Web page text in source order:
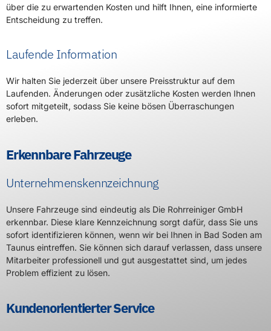
über die zu erwartenden Kosten und hilft Ihnen, eine informierte
Entscheidung zu treffen.
Laufende Information
Wir halten Sie jederzeit über unsere Preisstruktur auf dem
Laufenden. Änderungen oder zusätzliche Kosten werden Ihnen
sofort mitgeteilt, sodass Sie keine bösen Überraschungen
erleben.
Erkennbare Fahrzeuge
Unternehmenskennzeichnung
Unsere Fahrzeuge sind eindeutig als Die Rohrreiniger GmbH
erkennbar. Diese klare Kennzeichnung sorgt dafür, dass Sie uns
sofort identifizieren können, wenn wir bei Ihnen in Bad Soden am
Taunus eintreffen. Sie können sich darauf verlassen, dass unsere
Mitarbeiter professionell und gut ausgestattet sind, um jedes
Problem effizient zu lösen.
Kundenorientierter Service